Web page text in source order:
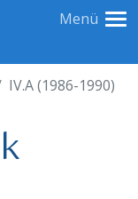
Menü
IV.A (1986-1990)